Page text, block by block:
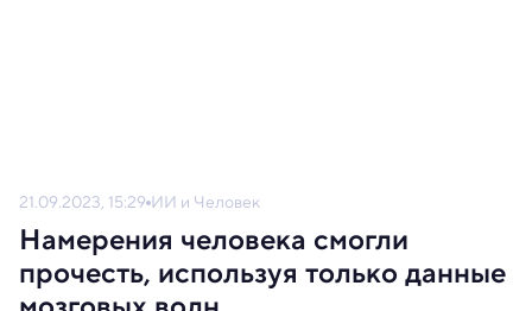
21.09.2023, 15:29 ИИ и Человек
Намерения человека смогли
прочесть, используя только данные